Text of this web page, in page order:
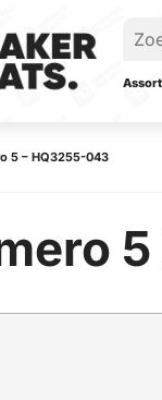
5 – HQ3255-043